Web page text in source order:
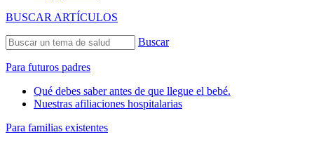
BUSCAR ARTÍCULOS
Buscar
Para futuros padres
Qué debes saber antes de que llegue el bebé.
Nuestras afiliaciones hospitalarias
Para familias existentes